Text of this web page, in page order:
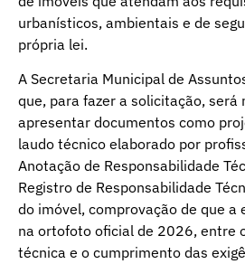
urbanísticos, ambientais e de
própria lei.
A Secretaria Municipal de
que, para fazer a solicitação, será
apresentar documentos como
laudo técnico elaborado por
Anotação de Responsabilidade
Registro de Responsabilidade
do imóvel, comprovação de que a
na ortofoto oficial de 2026, entre
técnica e o cumprimento das